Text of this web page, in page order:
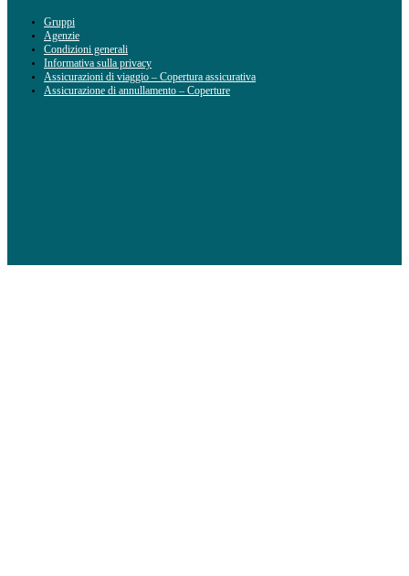
Gruppi
Agenzie
Condizioni generali
Informativa sulla privacy
Assicurazioni di viaggio – Copertura assicurativa
Assicurazione di annullamento – Coperture